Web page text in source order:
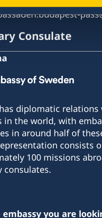
Consulate
04 70
consulate.si
Consulate General of
6
diplomatic
in the world, with
in around half of
consists
100 missions
consulates.
embassy you are